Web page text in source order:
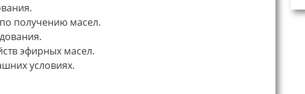
получению масел.
эфирных масел.
условиях.